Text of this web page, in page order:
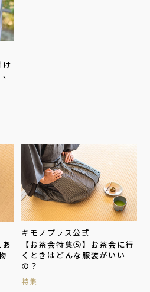
け
キモノプラス公式
【お茶会特集⑤】お茶会に行
くときはどんな服装がいい
の？
特集